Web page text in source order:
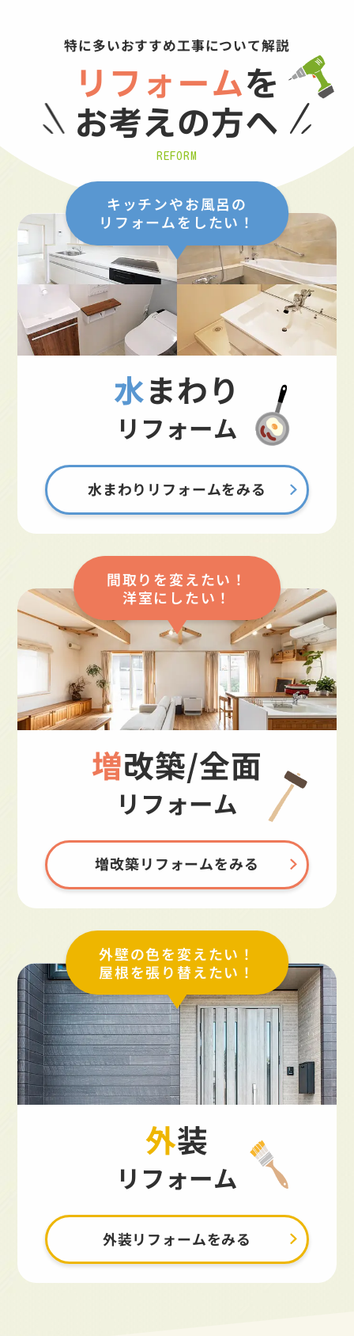
特に多いおすすめ工事について解説
リフォームを
お考えの方へ
REFORM
キッチンやお風呂の
リフォームをしたい！
水まわり
リフォーム
水まわりリフォームをみる
間取りを変えたい！
洋室にしたい！
増改築/全面
リフォーム
増改築リフォームをみる
外壁の色を変えたい！
屋根を張り替えたい！
外装
リフォーム
外装リフォームをみる